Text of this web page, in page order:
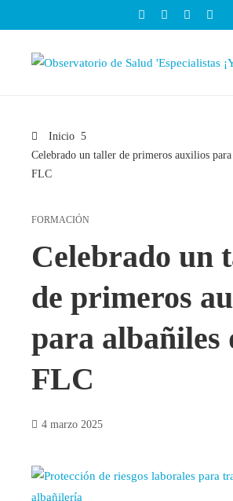
Inicio
Celebrado un taller de primeros auxilios
FLC
FORMACIÓN
Celebrado un
de primeros
para albañiles
FLC
4 marzo 2025